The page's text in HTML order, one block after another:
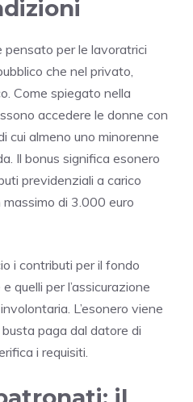
pensato per le lavoratrici
che nel privato,
Come spiegato nella
accedere le donne con
cui almeno uno minorenne
Il bonus significa esonero
previdenziali a carico
di 3.000 euro
i contributi per il fondo
quelli per l’assicurazione
L’esonero viene
paga dal datore di
i requisiti.